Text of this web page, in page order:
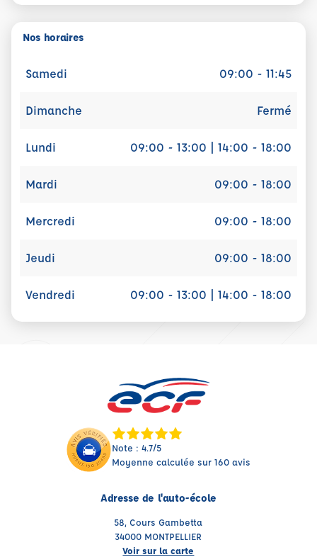
Nos horaires
Samedi 09:00 - 11:45
Dimanche Fermé
Lundi 09:00 - 13:00 | 14:00 - 18:00
Mardi 09:00 - 18:00
Mercredi 09:00 - 18:00
Jeudi 09:00 - 18:00
Vendredi 09:00 - 13:00 | 14:00 - 18:00
Note : 4.7/5
Moyenne calculée sur 160 avis
Adresse de l'auto-école
58, Cours Gambetta
34000 MONTPELLIER
Voir sur la carte